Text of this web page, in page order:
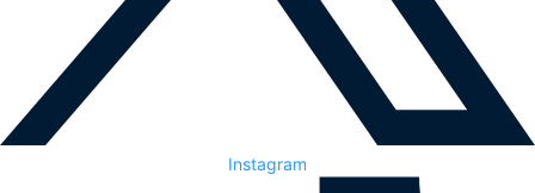
Instagram